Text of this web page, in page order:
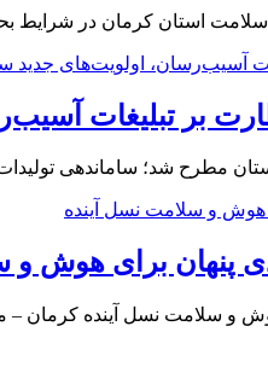
بر تبلیغات
مطرح شد؛ ساماندهی
پنهان برای هوش و
و سلامت نسل آینده کرمان –